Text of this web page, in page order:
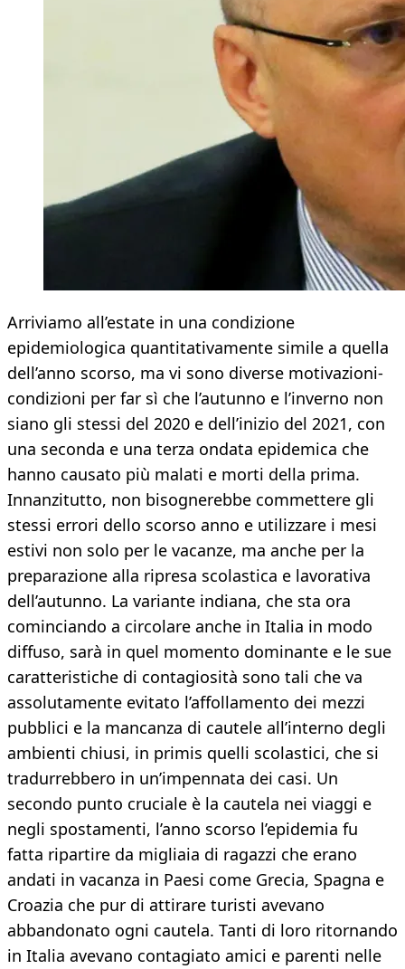
Arriviamo all’estate in una condizione
epidemiologica quantitativamente simile a quella
dell’anno scorso, ma vi sono diverse motivazioni-
condizioni per far sì che l’autunno e l’inverno non
siano gli stessi del 2020 e dell’inizio del 2021, con
una seconda e una terza ondata epidemica che
hanno causato più malati e morti della prima.
Innanzitutto, non bisognerebbe commettere gli
stessi errori dello scorso anno e utilizzare i mesi
estivi non solo per le vacanze, ma anche per la
preparazione alla ripresa scolastica e lavorativa
dell’autunno. La variante indiana, che sta ora
cominciando a circolare anche in Italia in modo
diffuso, sarà in quel momento dominante e le sue
caratteristiche di contagiosità sono tali che va
assolutamente evitato l’affollamento dei mezzi
pubblici e la mancanza di cautele all’interno degli
ambienti chiusi, in primis quelli scolastici, che si
tradurrebbero in un’impennata dei casi. Un
secondo punto cruciale è la cautela nei viaggi e
negli spostamenti, l’anno scorso l’epidemia fu
fatta ripartire da migliaia di ragazzi che erano
andati in vacanza in Paesi come Grecia, Spagna e
Croazia che pur di attirare turisti avevano
abbandonato ogni cautela. Tanti di loro ritornando
in Italia avevano contagiato amici e parenti nelle